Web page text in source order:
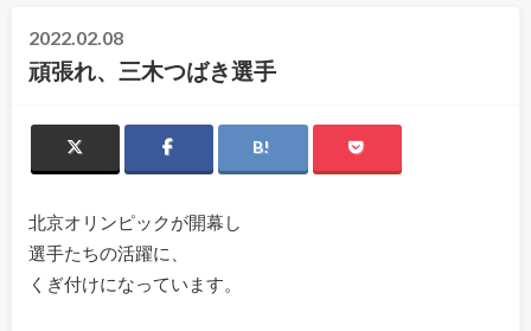
2022.02.08
頑張れ、三木つばき選手
北京オリンピックが開幕し
選手たちの活躍に、
くぎ付けになっています。